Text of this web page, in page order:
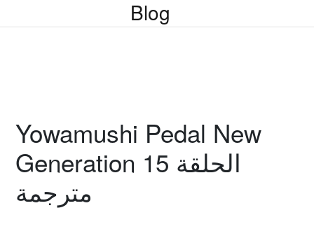
Blog
Yowamushi Pedal New
Generation الحلقة 15
مترجمة